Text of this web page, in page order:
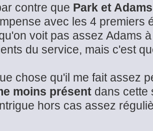
contre que Park et Adams
avec les 4 premiers
voit pas assez Adams
du service, mais c'est
chose qu'il me fait assez
moins présent dans cette
hors cas assez